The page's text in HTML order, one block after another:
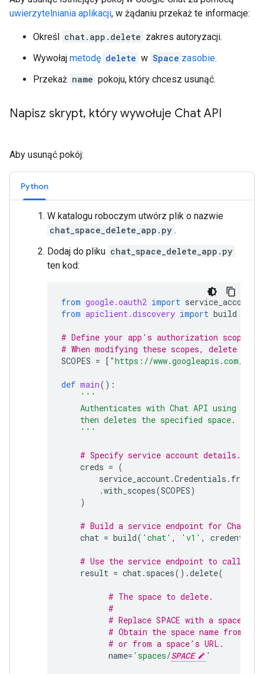
uwierzytelniania aplikacji, w żądaniu przekaż te informacje:
Określ chat.app.delete zakres autoryzacji.
Wywołaj metodę delete w Space zasobie.
Przekaż name pokoju, który chcesz usunąć.
Napisz skrypt, który wywołuje Chat API
Aby usunąć pokój:
Python
W katalogu roboczym utwórz plik o nazwie
chat_space_delete_app.py .
Dodaj do pliku chat_space_delete_app.py
ten kod:
from google.oauth2 import service_account
from apiclient.discovery import build
# Define your app's authorization scopes.
# When modifying these scopes, delete
SCOPES = [ "https://www.googleapis.com/
def main():
'''
Authenticates with Chat API using app
    then deletes the specified space.
    '''
# Specify service account details.
creds = (
service_account.Credentials .
.with_scopes(SCOPES)
)
# Build a service endpoint for Chat
chat = build( 'chat' , 'v1' , credentials
# Use the service endpoint to call
result = chat. spaces() .delete(
# The space to delete.
#
# Replace SPACE with a space
# Obtain the space name from
# or from a space's URL.
name= 'spaces/SPACE '